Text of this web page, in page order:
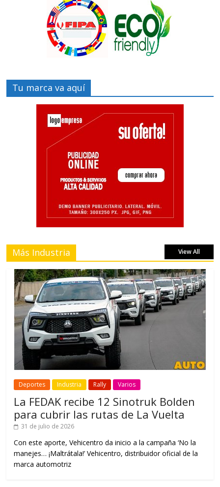
Tu marca va aquí
Más Industria View All
Deportes Industria Rally Varios
La FEDAK recibe 12 Sinotruk Bolden
para cubrir las rutas de La Vuelta
31 de julio de 2026
Con este aporte, Vehicentro da inicio a la campaña ‘No la
manejes… ¡Maltrátala!’ Vehicentro, distribuidor oficial de la
marca automotriz